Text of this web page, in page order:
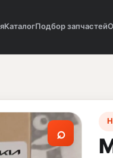
КаталогПодбор запчастей
⌕